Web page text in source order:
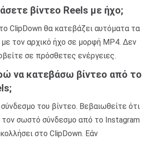
βίντεο Reels με ήχο;
ClipDown θα κατεβάζει αυτόματα τα
με τον αρχικό ήχο σε μορφή MP4. Δεν
σε πρόσθετες ενέργειες.
να κατεβάσω βίντεο από το
του βίντεο. Βεβαιωθείτε ότι
τον σωστό σύνδεσμο από το Instagram
στο ClipDown. Εάν